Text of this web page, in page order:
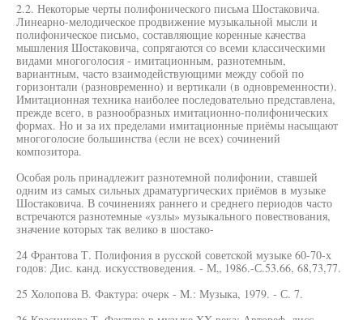
2.2. Некоторые черты полифонического письма Шостаковича.
Линеарно-мелодическое продвижение музыкальной мысли и
полифоническое письмо, составляющие коренные качества
мышления Шостаковича, сопрягаются со всеми классическими
видами многоголосия - имитационным, разнотемным,
вариантным, часто взаимодействующими между собой по
горизонтали (разновременно) и вертикали (в одновременности).
Имитационная техника наиболее последовательно представлена,
прежде всего, в разнообразных имитационно-полифонических
формах. Но и за их пределами имитационные приёмы насыщают
многоголосие большинства (если не всех) сочинений
композитора.
Особая роль принадлежит разнотемной полифонии, ставшей
одним из самых сильных драматургических приёмов в музыке
Шостаковича. В сочинениях раннего и среднего периодов часто
встречаются разнотемные «узлы» музыкального повествования,
значение которых так велико в шостако-
24 Франтова Т. Полифония в русской советской музыке 60-70-х
годов: Дис. канд. искусствоведения. - М„ 1986.-С.53.66, 68,73,77.
25 Холопова В. Фактура: очерк - М.: Музыка, 1979. - С. 7.